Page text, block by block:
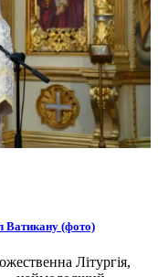
Ватикану (фото)
Літургія,